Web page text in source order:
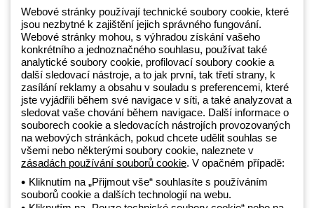
Beghelli je součástí GEWISS Group od roku 2025 a jeho ekosystému
GEWISS LightZone, kde vyvíjíme propojená světelná řešení, která
transformují komplexitu do jednoduchosti a podporují profesionály a
koncové zákazníky v uspokojování jejich potřeb.Zjistěte více o
GEWISS
Czechia:CS
+420 531 014 111
Zásady ochrany osobních údajů
Webové stránky používají technické soubory cookie, které
jsou nezbytné k zajištění jejich správného fungování.
Webové stránky mohou, s výhradou získání vašeho
konkrétního a jednoznačného souhlasu, používat také
analytické soubory cookie, profilovací soubory cookie a
další sledovací nástroje, a to jak první, tak třetí strany, k
zasílání reklamy a obsahu v souladu s preferencemi, které
jste vyjádřili během své navigace v síti, a také analyzovat a
sledovat vaše chování během navigace. Další informace o
souborech cookie a sledovacích nástrojích provozovaných
na webových stránkách, pokud chcete udělit souhlas se
všemi nebo některými soubory cookie, naleznete v
zásadách používání souborů cookie. V opačném případě:
Kliknutím na „Přijmout vše“ souhlasíte s používáním
souborů cookie a dalších technologií na webu.